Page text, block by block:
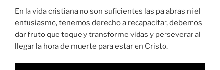
En la vida cristiana no son suficientes las palabras ni el
entusiasmo, tenemos derecho a recapacitar, debemos
dar fruto que toque y transforme vidas y perseverar al
llegar la hora de muerte para estar en Cristo.